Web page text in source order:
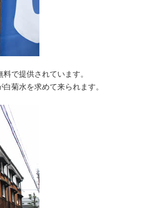
で提供されています。
菊水を求めて来られます。